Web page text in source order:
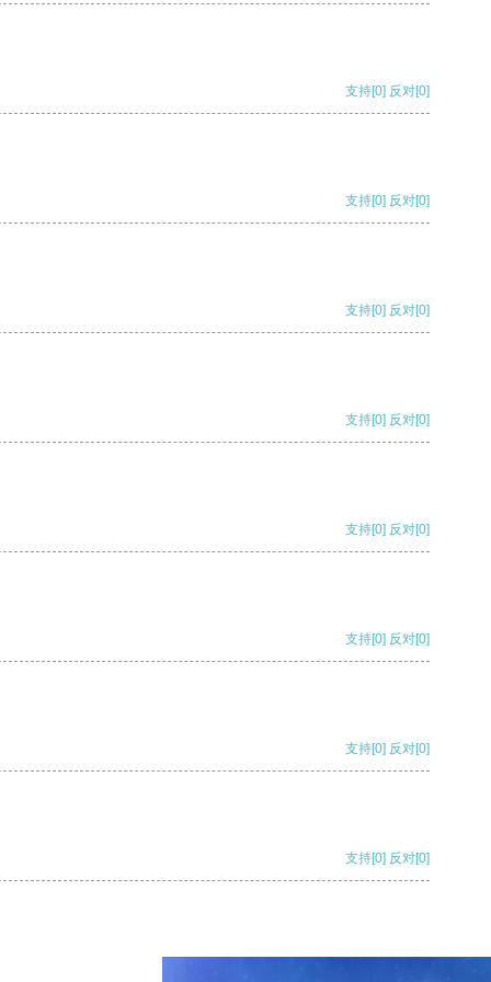
支持[0] 反对[0]
支持[0] 反对[0]
支持[0] 反对[0]
支持[0] 反对[0]
支持[0] 反对[0]
支持[0] 反对[0]
支持[0] 反对[0]
支持[0] 反对[0]